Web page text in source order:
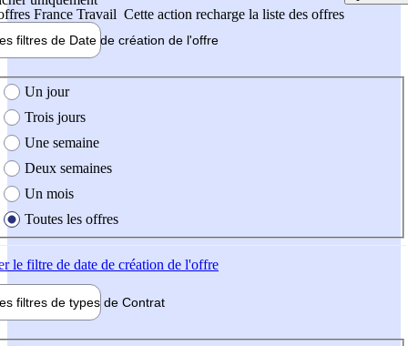
France Travail Cette action recharge la liste des offres
filtres de Date de création de l'offre
création de l'offre
Un jour
Trois jours
Une semaine
Deux semaines
Un mois
Toutes les offres
le filtre de date de création de l'offre
filtres de types de Contrat